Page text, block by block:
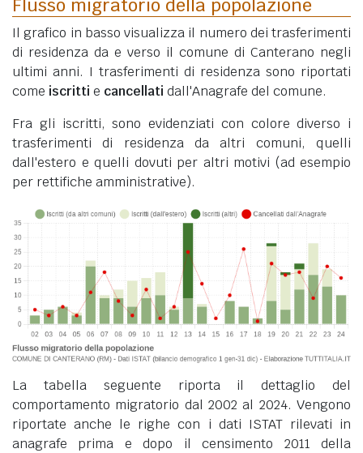
Flusso migratorio della popolazione
Il grafico in basso visualizza il numero dei trasferimenti
di residenza da e verso il comune di Canterano negli
ultimi anni. I trasferimenti di residenza sono riportati
come iscritti e cancellati dall'Anagrafe del comune.
Fra gli iscritti, sono evidenziati con colore diverso i
trasferimenti di residenza da altri comuni, quelli
dall'estero e quelli dovuti per altri motivi (ad esempio
per rettifiche amministrative).
La tabella seguente riporta il dettaglio del
comportamento migratorio dal 2002 al 2024. Vengono
riportate anche le righe con i dati ISTAT rilevati in
anagrafe prima e dopo il censimento 2011 della